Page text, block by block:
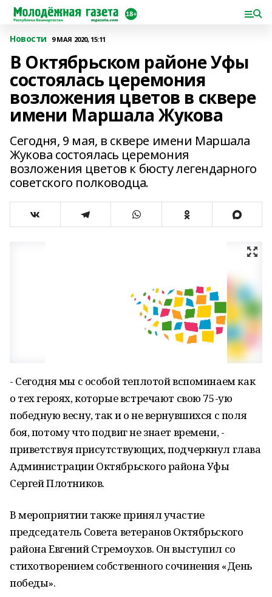
Новости 9 МАЯ 2020, 15:11
В Октябрьском районе Уфы
состоялась церемония
возложения цветов в сквере
имени Маршала Жукова
Сегодня, 9 мая, в сквере имени Маршала
Жукова состоялась церемония
возложения цветов к бюсту легендарного
советского полководца.
- Сегодня мы с особой теплотой вспоминаем как
о тех героях, которые встречают свою 75-ую
победную весну, так и о не вернувшихся с поля
боя, потому что подвиг не знает времени, -
приветствуя присутствующих, подчеркнул глава
Администрации Октябрьского района Уфы
Сергей Плотников.
В мероприятии также принял участие
председатель Совета ветеранов Октябрьского
района Евгений Стремоухов. Он выступил со
стихотворением собственного сочинения «День
победы».